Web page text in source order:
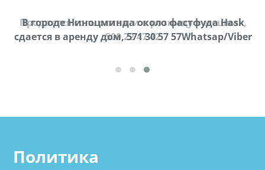
Продается соль оптом и в розницу в мешках,
500 22 47 42
В городе Ниноцминда около фастфуда Hask
cдается в аренду дом, 571 30 57 57Whatsap/Viber
Политика